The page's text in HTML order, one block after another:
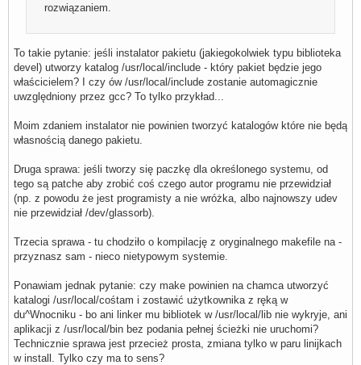
rozwiązaniem.
To takie pytanie: jeśli instalator pakietu (jakiegokolwiek typu biblioteka
devel) utworzy katalog /usr/local/include - który pakiet będzie jego
właścicielem? I czy ów /usr/local/include zostanie automagicznie
uwzględniony przez gcc? To tylko przykład...
Moim zdaniem instalator nie powinien tworzyć katalogów które nie będą
własnością danego pakietu.
Druga sprawa: jeśli tworzy się paczkę dla określonego systemu, od
tego są patche aby zrobić coś czego autor programu nie przewidział
(np. z powodu że jest programisty a nie wróżka, albo najnowszy udev
nie przewidział /dev/glassorb).
Trzecia sprawa - tu chodziło o kompilację z oryginalnego makefile na -
przyznasz sam - nieco nietypowym systemie.
Ponawiam jednak pytanie: czy make powinien na chamca utworzyć
katalogi /usr/local/cośtam i zostawić użytkownika z ręką w
du^Wnocniku - bo ani linker mu bibliotek w /usr/local/lib nie wykryje, ani
aplikacji z /usr/local/bin bez podania pełnej ścieżki nie uruchomi?
Technicznie sprawa jest przecież prosta, zmiana tylko w paru linijkach
w install. Tylko czy ma to sens?